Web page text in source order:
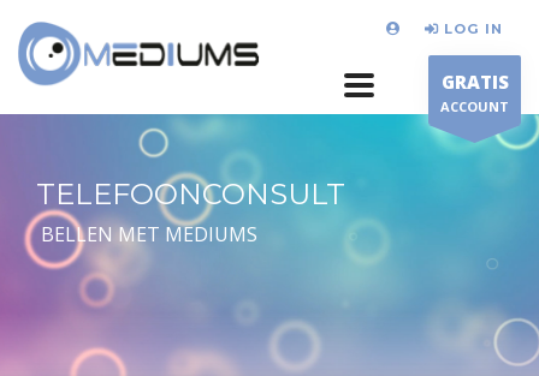
LOG IN
GRATIS
ACCOUNT
TELEFOONCONSULT
BELLEN MET MEDIUMS